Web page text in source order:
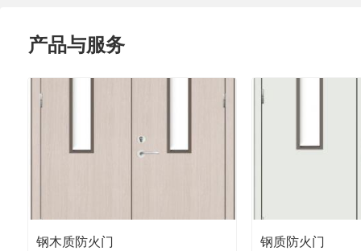
产品与服务
钢木质防火门 钢质防火门